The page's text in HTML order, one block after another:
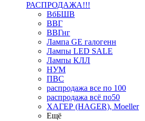
РАСПРОДАЖА!!!
ВбБШВ
ВВГ
ВВГнг
Лампа GE галогенн
Лампы LED SALE
Лампы КЛЛ
НУМ
ПВС
распродажа все по 100
распродажа всё по50
ХАГЕР (HAGER), Moeller
Ещё